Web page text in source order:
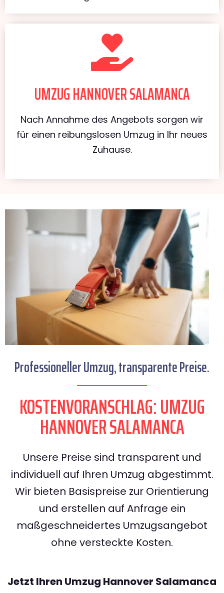
UMZUG HANNOVER SALAMANCA
Nach Annahme des Angebots sorgen wir
für einen reibungslosen Umzug in Ihr neues
Zuhause.
Professioneller Umzug, transparente Preise.
KOSTENVORANSCHLAG: UMZUG
HANNOVER SALAMANCA
Unsere Preise sind transparent und
individuell auf Ihren Umzug abgestimmt.
Wir bieten Basispreise zur Orientierung
und erstellen auf Anfrage ein
maßgeschneidertes Umzugsangebot
ohne versteckte Kosten.
Jetzt Ihren Umzug Hannover Salamanca